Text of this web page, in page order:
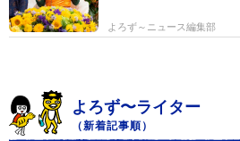
よろず～ニュース編集部
よろず〜ライター
（新着記事順）